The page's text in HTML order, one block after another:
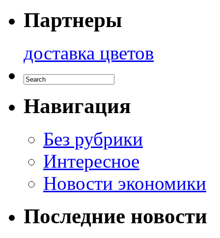
Партнеры
доставка цветов
Навигация
Без рубрики
Интересное
Новости экономики
Последние новости